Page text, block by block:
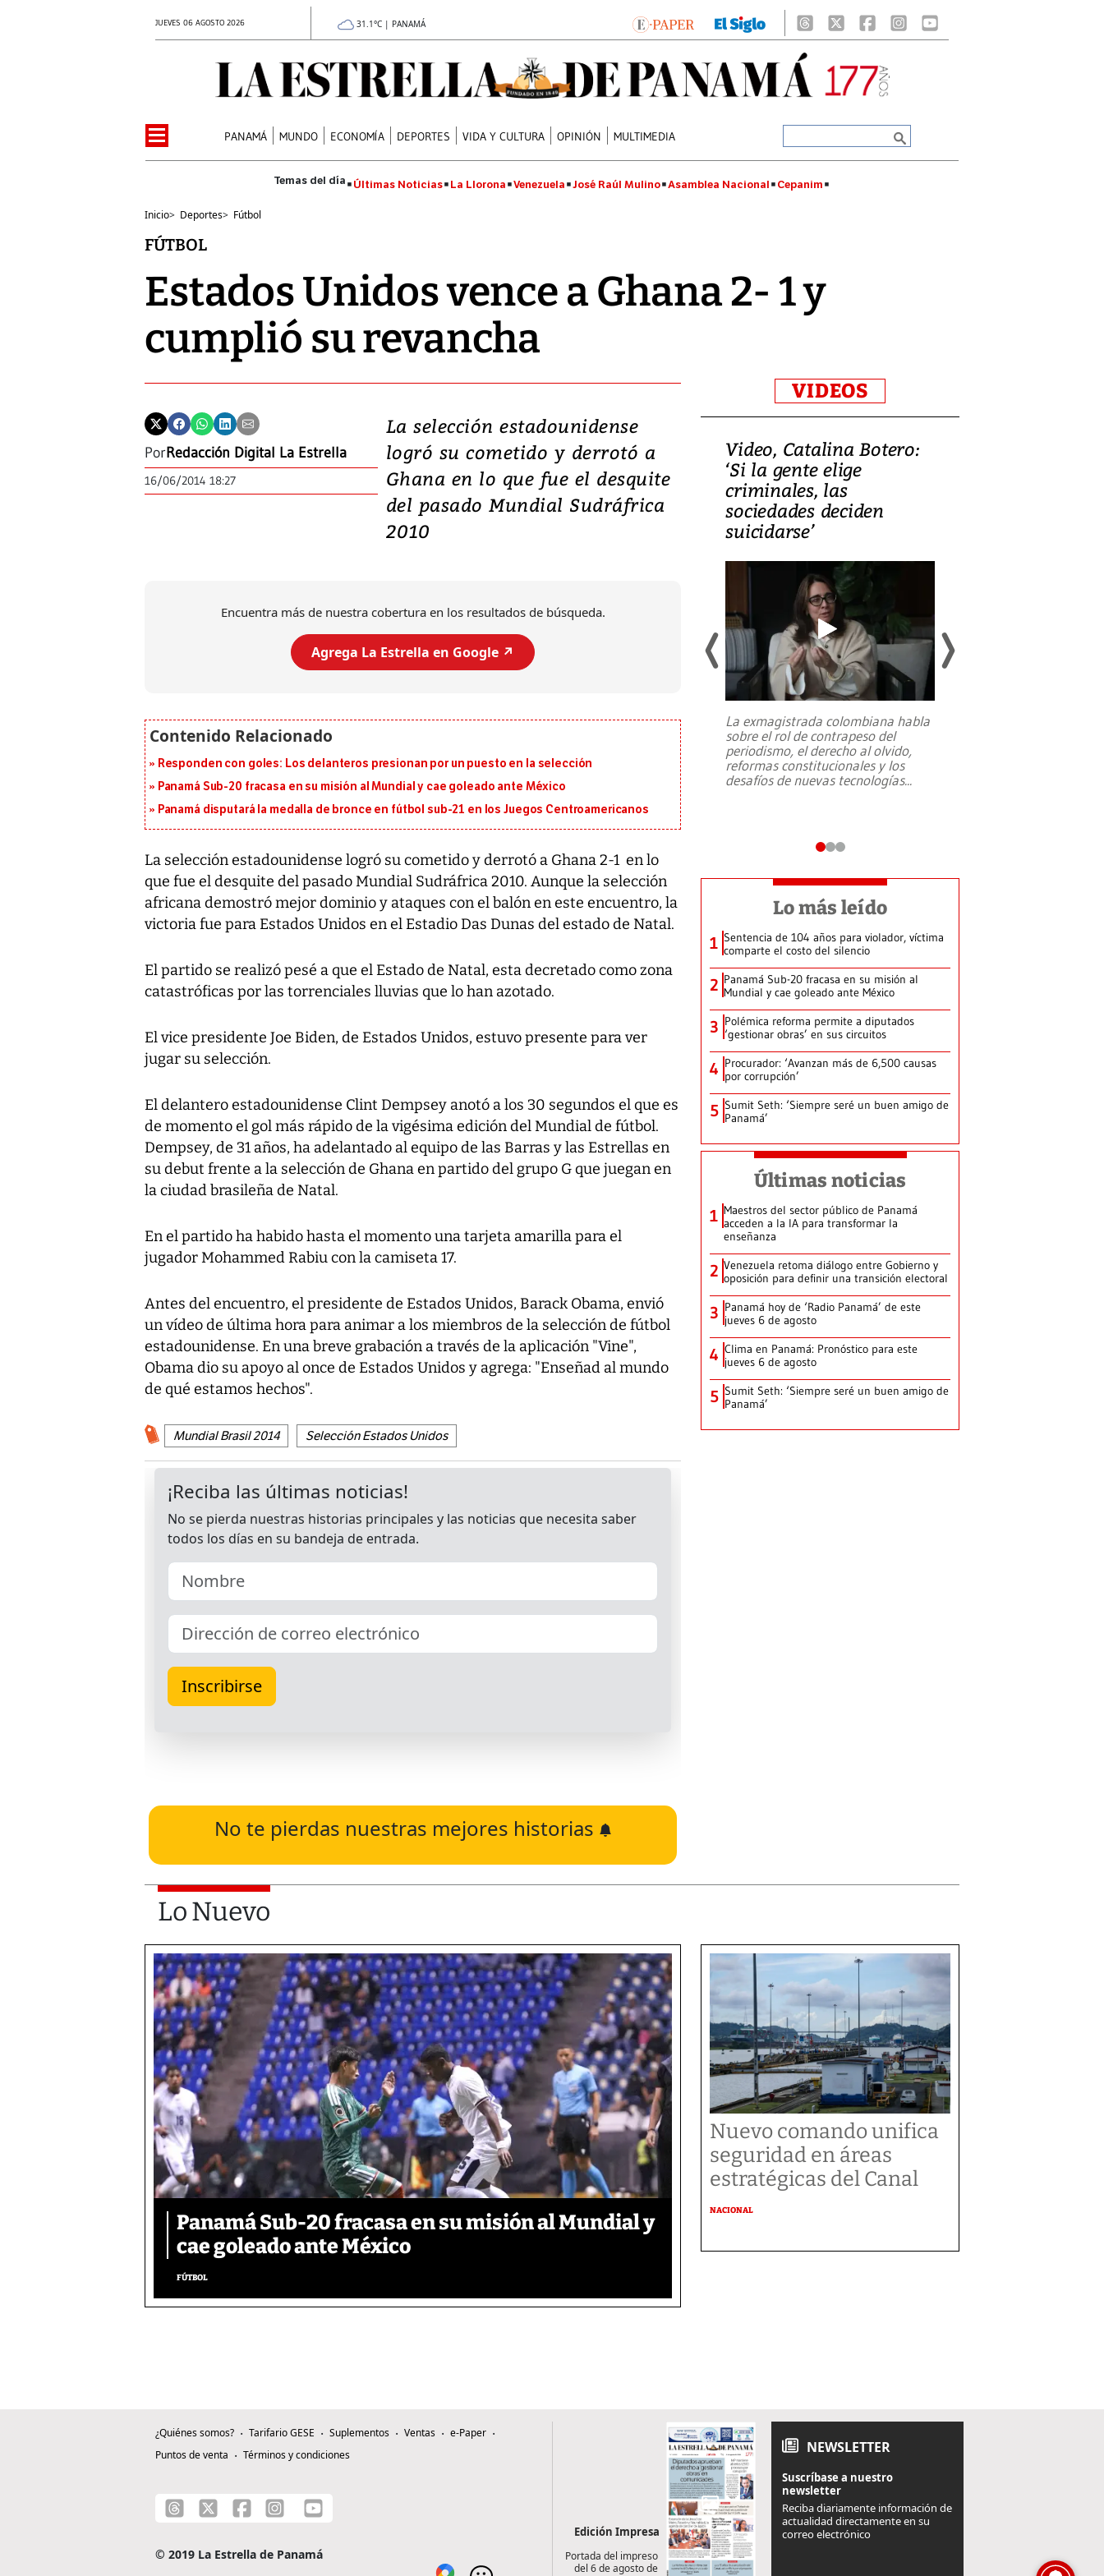
JUEVES 06 AGOSTO 2026 31.1°C | PANAMÁ
PANAMÁ MUNDO ECONOMÍA DEPORTES VIDA Y CULTURA OPINIÓN MULTIMEDIA
Últimas Noticias La Llorona Venezuela José Raúl Mulino Asamblea Nacional Cepanim
Inicio> Deportes> Fútbol
FÚTBOL
Estados Unidos vence a Ghana 2- 1 y
cumplió su revancha
PorRedacción Digital La Estrella
16/06/2014 18:27
La selección estadounidense
logró su cometido y derrotó a
Ghana en lo que fue el desquite
del pasado Mundial Sudráfrica
2010
Encuentra más de nuestra cobertura en los resultados de búsqueda.
Agrega La Estrella en Google ↗️
Responden con goles: Los delanteros presionan por un puesto en la selección
Panamá Sub-20 fracasa en su misión al Mundial y cae goleado ante México
Panamá disputará la medalla de bronce en fútbol sub-21 en los Juegos Centroamericanos
La selección estadounidense logró su cometido y derrotó a Ghana 2-1 en lo
que fue el desquite del pasado Mundial Sudráfrica 2010. Aunque la selección
africana demostró mejor dominio y ataques con el balón en este encuentro, la
victoria fue para Estados Unidos en el Estadio Das Dunas del estado de Natal.
El partido se realizó pesé a que el Estado de Natal, esta decretado como zona
catastróficas por las torrenciales lluvias que lo han azotado.
El vice presidente Joe Biden, de Estados Unidos, estuvo presente para ver
jugar su selección.
El delantero estadounidense Clint Dempsey anotó a los 30 segundos el que es
de momento el gol más rápido de la vigésima edición del Mundial de fútbol.
Dempsey, de 31 años, ha adelantado al equipo de las Barras y las Estrellas en
su debut frente a la selección de Ghana en partido del grupo G que juegan en
la ciudad brasileña de Natal.
En el partido ha habido hasta el momento una tarjeta amarilla para el
jugador Mohammed Rabiu con la camiseta 17.
Antes del encuentro, el presidente de Estados Unidos, Barack Obama, envió
un vídeo de última hora para animar a los miembros de la selección de fútbol
estadounidense. En una breve grabación a través de la aplicación "Vine",
Obama dio su apoyo al once de Estados Unidos y agrega: "Enseñad al mundo
de qué estamos hechos".
Mundial Brasil 2014 Selección Estados Unidos
No te pierdas nuestras mejores historias
VIDEOS
Video, Japón: Terremoto
deja heridos y graves
daños en Kumamoto
al sur de Japón, provocando una
Video, Catalina Botero:
‘Si la gente elige
criminales, las
sociedades deciden
suicidarse’
La exmagistrada colombiana habla
sobre el rol de contrapeso del
periodismo, el derecho al olvido,
reformas constitucionales y los
desafíos de nuevas tecnologías...
Lo más leído
1 Sentencia de 104 años para violador, víctima
comparte el costo del silencio
2 Panamá Sub-20 fracasa en su misión al
Mundial y cae goleado ante México
3 Polémica reforma permite a diputados
‘gestionar obras’ en sus circuitos
4 Procurador: ‘Avanzan más de 6,500 causas
por corrupción’
5 Sumit Seth: ‘Siempre seré un buen amigo de
Panamá’
Últimas noticias
1 Maestros del sector público de Panamá
acceden a la IA para transformar la
enseñanza
2 Venezuela retoma diálogo entre Gobierno y
oposición para definir una transición electoral
3 Panamá hoy de ‘Radio Panamá’ de este
jueves 6 de agosto
4 Clima en Panamá: Pronóstico para este
jueves 6 de agosto
5 Sumit Seth: ‘Siempre seré un buen amigo de
Panamá’
Lo Nuevo
Panamá Sub-20 fracasa en su misión al Mundial y
cae goleado ante México
FÚTBOL
Nuevo comando unifica
seguridad en áreas
estratégicas del Canal
NACIONAL
¿Quiénes somos? Tarifario GESE Suplementos Ventas
e-Paper
Puntos de venta
Términos y condiciones
© 2019 La Estrella de Panamá
Edición Impresa
Portada del impreso
del 6 de agosto de
NEWSLETTER
Suscríbase a nuestro
newsletter
Reciba diariamente información de
actualidad directamente en su
correo electrónico